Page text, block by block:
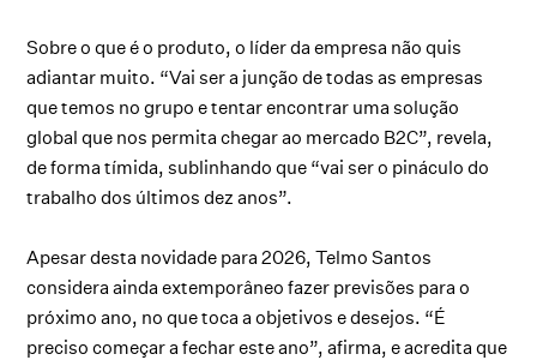
Sobre o que é o produto, o líder da empresa não quis
adiantar muito. “Vai ser a junção de todas as empresas
que temos no grupo e tentar encontrar uma solução
global que nos permita chegar ao mercado B2C”, revela,
de forma tímida, sublinhando que “vai ser o pináculo do
trabalho dos últimos dez anos”.
Apesar desta novidade para 2026, Telmo Santos
considera ainda extemporâneo fazer previsões para o
próximo ano, no que toca a objetivos e desejos. “É
preciso começar a fechar este ano”, afirma, e acredita que